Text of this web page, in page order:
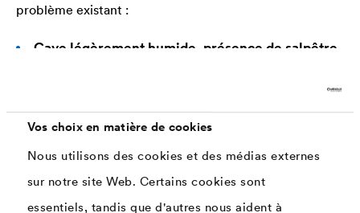
Vos choix en matière de cookies
Nous utilisons des cookies et des médias externes
sur notre site Web. Certains cookies sont
essentiels, tandis que d'autres nous aident à
problème existant :
Cave légèrement humide, présence de salpêtre
Cave humide, de l'eau ruisselle sur les murs
DELTA®-PT au mur
Caniveau le long de la paroi